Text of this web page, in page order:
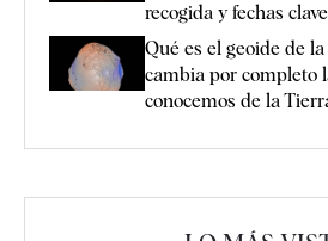
recogida y fechas clave
Qué es el geoide de
cambia por completo
conocemos de la